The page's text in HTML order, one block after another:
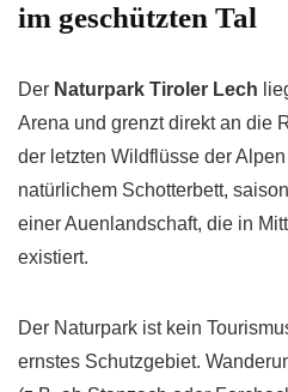
im geschützten Tal
Der Naturpark Tiroler Lech
Arena und grenzt direkt an die
der letzten Wildflüsse der
natürlichem Schotterbett,
einer Auenlandschaft, die in
existiert.
Der Naturpark ist kein
ernstes Schutzgebiet.